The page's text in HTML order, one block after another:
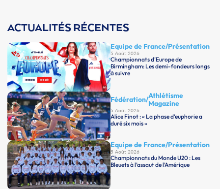
ACTUALITÉS RÉCENTES
Equipe de France/Présentation
5 Août 2026
Championnats d’Europe de
Birmingham: Les demi-fondeurs longs
à suivre
Fédération/Athlétisme
Magazine
5 Août 2026
Alice Finot : « La phase d’euphorie a
duré six mois »
Equipe de France/Présentation
5 Août 2026
Championnats du Monde U20 : Les
Bleuets à l’assaut de l’Amérique